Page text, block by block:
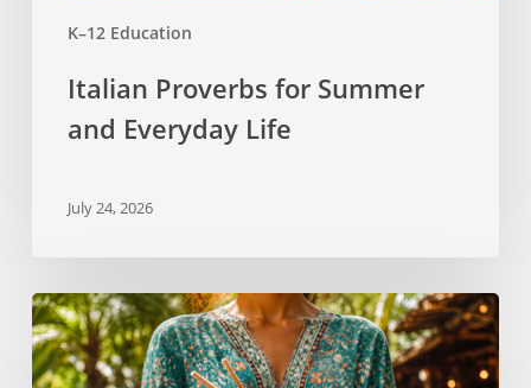
K–12 Education
Italian Proverbs for Summer
and Everyday Life
July 24, 2026
Rest
First,
Plan